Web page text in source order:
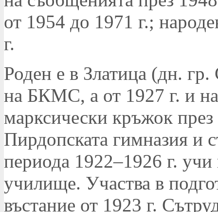
от 1954 до 1971 г.;
г.
Роден е в Златица (дн.
на БКМС, а от 1927 г. и
марксически кръжок
Пирдопската гимназия и
периода 1922–1926 г.
училище. Участва в
въстание от 1923 г.